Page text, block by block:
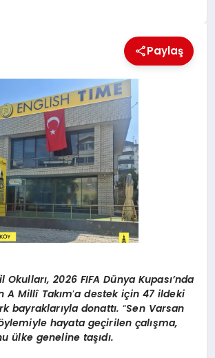
Paylaş
2026 FIFA Dünya Kupası’nda
A Millî Takım’a destek için 47 ildeki
bayraklarıyla donattı.“Sen Varsan
hayata geçirilen çalışma,
ülke geneline taşıdı.